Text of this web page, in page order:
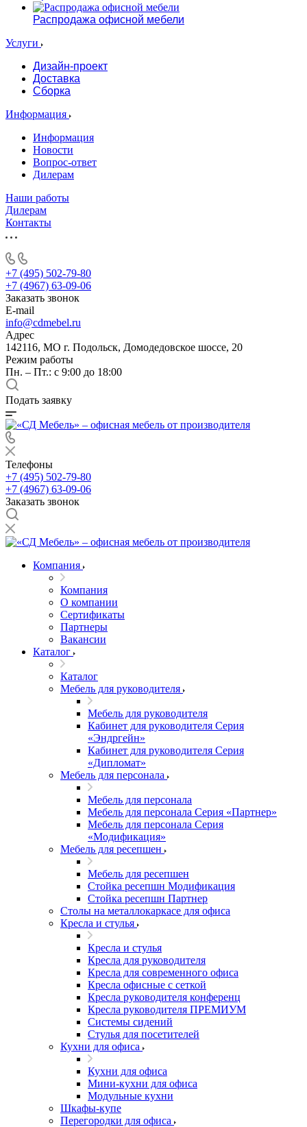
Распродажа офисной мебели
Услуги
Дизайн-проект
Доставка
Сборка
Информация
Информация
Новости
Вопрос-ответ
Дилерам
Наши работы
Дилерам
Контакты
+7 (495) 502-79-80
+7 (4967) 63-09-06
Заказать звонок
E-mail
info@cdmebel.ru
Адрес
142116, МО г. Подольск, Домодедовское шоссе, 20
Режим работы
Пн. – Пт.: с 9:00 до 18:00
Подать заявку
Телефоны
+7 (495) 502-79-80
+7 (4967) 63-09-06
Заказать звонок
Компания
Компания
О компании
Сертификаты
Партнеры
Вакансии
Каталог
Каталог
Мебель для руководителя
Мебель для руководителя
Кабинет для руководителя Серия
«Эндргейн»
Кабинет для руководителя Серия
«Дипломат»
Мебель для персонала
Мебель для персонала
Мебель для персонала Серия «Партнер»
Мебель для персонала Серия
«Модификация»
Мебель для ресепшен
Мебель для ресепшен
Стойка ресепшн Модификация
Стойка ресепшн Партнер
Столы на металлокаркасе для офиса
Кресла и стулья
Кресла и стулья
Кресла для руководителя
Кресла для современного офиса
Кресла офисные с сеткой
Кресла руководителя конференц
Кресла руководителя ПРЕМИУМ
Системы сидений
Стулья для посетителей
Кухни для офиса
Кухни для офиса
Мини-кухни для офиса
Модульные кухни
Шкафы-купе
Перегородки для офиса